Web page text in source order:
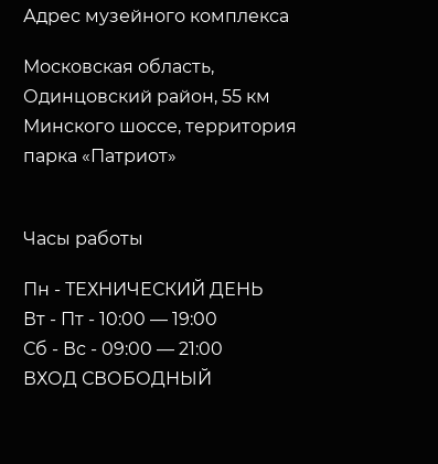
Адрес музейного комплекса
Московская область,
Одинцовский район, 55 км
Минского шоссе, территория
парка «Патриот»
Часы работы
Пн - ТЕХНИЧЕСКИЙ ДЕНЬ
Вт - Пт - 10:00 — 19:00
Сб - Вс - 09:00 — 21:00
ВХОД СВОБОДНЫЙ